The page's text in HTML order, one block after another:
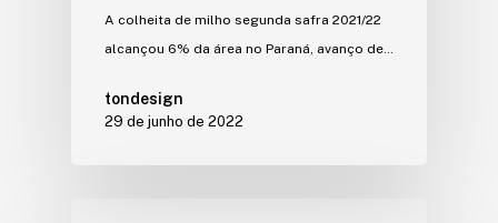
A colheita de milho segunda safra 2021/22
alcançou 6% da área no Paraná, avanço de…
tondesign
29 de junho de 2022